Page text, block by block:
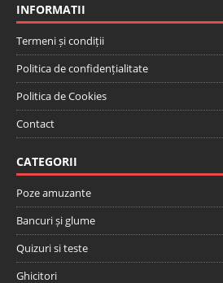
INFORMATII
Termeni și condiții
Politica de confidențialitate
Politica de Cookies
Contact
CATEGORII
Poze amuzante
Bancuri și glume
Quizuri si teste
Ghicitori